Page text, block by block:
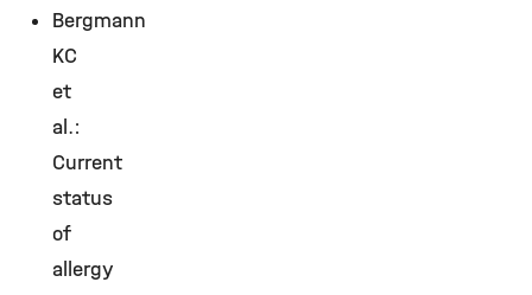
Bergmann
KC
et
al.:
Current
status
of
allergy